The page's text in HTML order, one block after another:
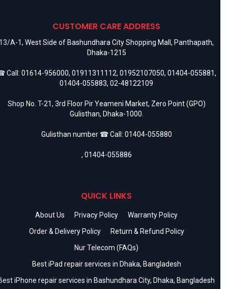
CUSTOMER CARE ADDRESS
A-1, West Side of Bashundhara City Shopping Mall, Panthapath,
Dhaka-1215
Call: 01614-956000, 01911311112, 01952107050, 01404-055881,
01404-055883, 02-48122109
Shop No. T-21, 3rd Floor Pir Yeameni Market, Zero Point (GPO)
Gulisthan, Dhaka-1000.
Gulisthan number ☎ Call: 01404-055880
, 01404-055886
QUICK LINKS
About Us Privacy Policy
Warranty Policy
Order & Delivery Policy
Return & Refund Policy
Nur Telecom (FAQs)
Best iPad repair services in Dhaka, Bangladesh
iPhone repair services in Bashundhara City, Dhaka, Bangladesh